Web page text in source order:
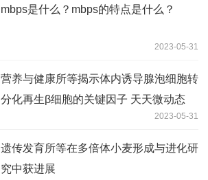
mbps是什么？mbps的特点是什么？
2023-05-31
营养与健康所等揭示体内诱导腺泡细胞转
分化再生β细胞的关键因子 天天微动态
2023-05-31
遗传发育所等在多倍体小麦形成与进化研
究中获进展